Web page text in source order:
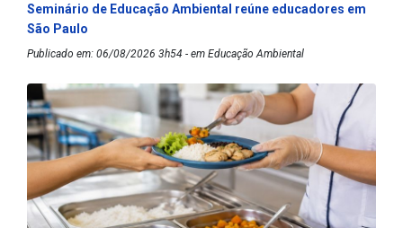
Seminário de Educação Ambiental reúne educadores em
São Paulo
Publicado em: 06/08/2026 3h54 - em Educação Ambiental